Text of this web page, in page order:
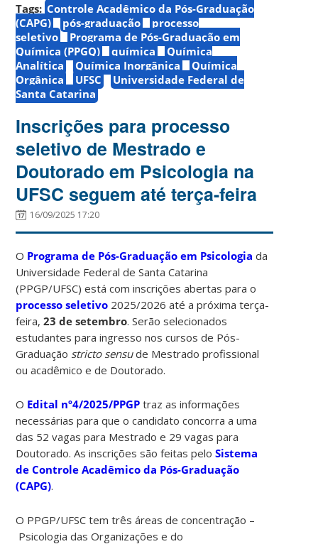
Tags: Controle Acadêmico da Pós-Graduação
(CAPG)
pós-graduação
processo
seletivo
Programa de Pós-Graduação em
Química (PPGQ)
química
Química
Analítica
Química Inorgânica
Química
Orgânica
UFSC
Universidade Federal de
Santa Catarina
Inscrições para processo
seletivo de Mestrado e
Doutorado em Psicologia na
UFSC seguem até terça-feira
16/09/2025 17:20
O Programa de Pós-Graduação em Psicologia da
Universidade Federal de Santa Catarina
(PPGP/UFSC) está com inscrições abertas para o
processo seletivo 2025/2026 até a próxima terça-
feira,23 de setembro. Serão selecionados
estudantes para ingresso nos cursos de Pós-
Graduação stricto sensude Mestrado profissional
ou acadêmico e de Doutorado.
O Edital nº4/2025/PPGP traz as informações
necessárias para que o candidato concorra a uma
das 52 vagas para Mestrado e 29 vagas para
Doutorado. As inscrições são feitas peloSistema
de Controle Acadêmico da Pós-Graduação
(CAPG).
O PPGP/UFSC tem três áreas de concentração –
Psicologia das Organizações e do